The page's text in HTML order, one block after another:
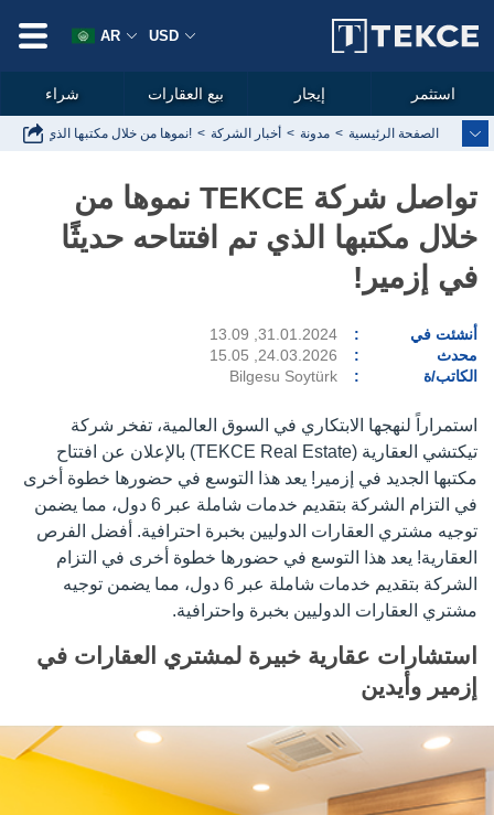
الصفحة الرئيسية مدونة أخبار الشركة تواصل شركة TEKCE نموها من خلال مكتبها الذي تم افتتاحه حديثًا في إزمير!
تواصل شركة TEKCE نموها من
خلال مكتبها الذي تم افتتاحه حديثًا
في إزمير!
أنشئت في
31.01.2024, 13.09
محدث
24.03.2026, 15.05
الكاتب/ة
Bilgesu Soytürk
استمراراً لنهجها الابتكاري في السوق العالمية، تفخر شركة
تيكتشي العقارية (TEKCE Real Estate) بالإعلان عن افتتاح
مكتبها الجديد في إزمير! يعد هذا التوسع في حضورها خطوة أخرى
في التزام الشركة بتقديم خدمات شاملة عبر 6 دول، مما يضمن
توجيه مشتري العقارات الدوليين بخبرة احترافية. أفضل الفرص
العقارية! يعد هذا التوسع في حضورها خطوة أخرى في التزام
الشركة بتقديم خدمات شاملة عبر 6 دول، مما يضمن توجيه
مشتري العقارات الدوليين بخبرة واحترافية.
استشارات عقارية خبيرة لمشتري العقارات في
إزمير وأيدين
USD
AR
شراء بيع العقارات إيجار استثمر